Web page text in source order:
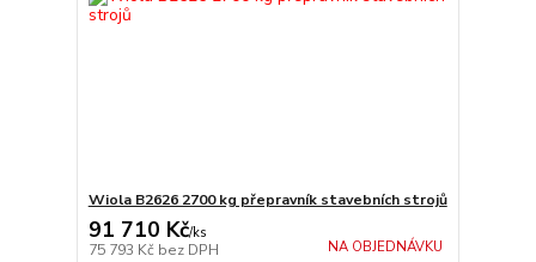
Wiola B2626 2700 kg přepravník stavebních strojů
91 710 Kč/ks
75 793 Kč bez DPH NA OBJEDNÁVKU